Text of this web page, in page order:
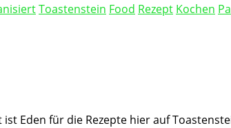
Toastenstein Food Rezept Kochen
Eden für die Rezepte hier auf